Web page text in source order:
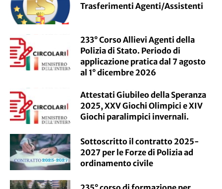
Trasferimenti Agenti/Assistenti
233° Corso Allievi Agenti della
Polizia di Stato. Periodo di
applicazione pratica dal 7 agosto
al 1° dicembre 2026
Attestati Giubileo della Speranza
2025, XXV Giochi Olimpici e XIV
Giochi paralimpici invernali.
Sottoscritto il contratto 2025-
2027 per le Forze di Polizia ad
ordinamento civile